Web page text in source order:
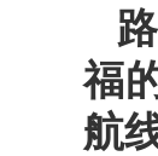
福
航